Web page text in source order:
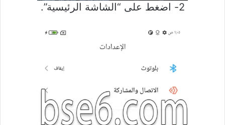
2- اضغط على “الشاشة الرئيسية”.